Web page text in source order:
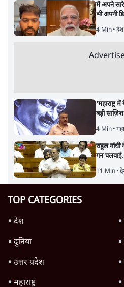
मैं अपने सारे
भी अपनी
4 Min• देश
'महाराष्ट्र
बड़ी
4 Min•
राहुल
गन
11 Min•
TOP CATEGORIES
देश
दुनिया
उत्तर प्रदेश
महाराष्ट्र